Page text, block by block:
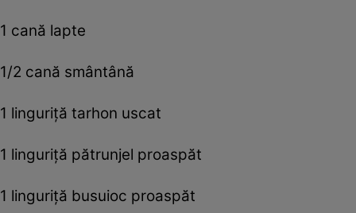
1 cană lapte
1/2 cană smântână
1 linguriță tarhon uscat
1 linguriță pătrunjel proaspăt
1 linguriță busuioc proaspăt